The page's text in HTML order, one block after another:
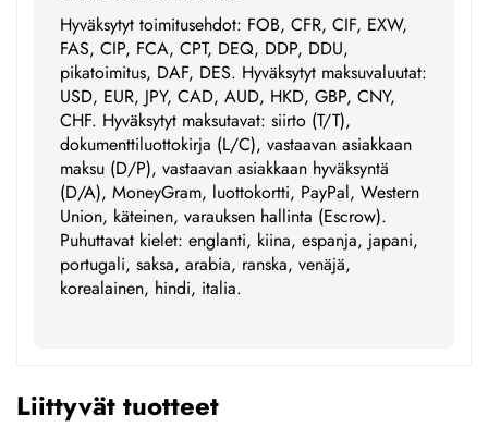
Hyväksytyt toimitusehdot: FOB, CFR, CIF, EXW,
FAS, CIP, FCA, CPT, DEQ, DDP, DDU,
pikatoimitus, DAF, DES. Hyväksytyt maksuvaluutat:
USD, EUR, JPY, CAD, AUD, HKD, GBP, CNY,
CHF. Hyväksytyt maksutavat: siirto (T/T),
dokumenttiluottokirja (L/C), vastaavan asiakkaan
maksu (D/P), vastaavan asiakkaan hyväksyntä
(D/A), MoneyGram, luottokortti, PayPal, Western
Union, käteinen, varauksen hallinta (Escrow).
Puhuttavat kielet: englanti, kiina, espanja, japani,
portugali, saksa, arabia, ranska, venäjä,
korealainen, hindi, italia.
Liittyvät tuotteet